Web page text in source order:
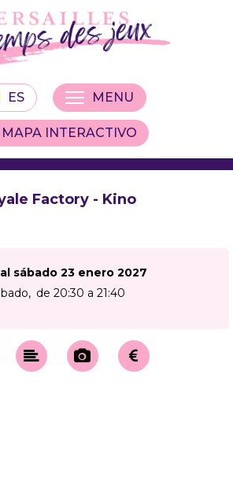
ES
MAPA INTERACTIVO
MENU
Factory - Kino
sábado 23 enero 2027
de 20:30 a 21:40